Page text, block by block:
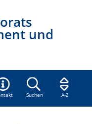
und
Suchen A-Z